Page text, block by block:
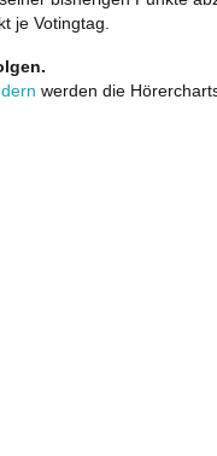
je Votingtag.
werden die